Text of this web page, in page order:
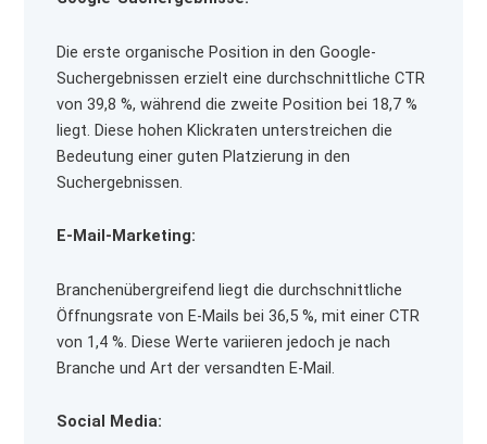
Die erste organische Position in den Google-
Suchergebnissen erzielt eine durchschnittliche CTR
von 39,8 %, während die zweite Position bei 18,7 %
liegt. Diese hohen Klickraten unterstreichen die
Bedeutung einer guten Platzierung in den
Suchergebnissen.
E-Mail-Marketing:
Branchenübergreifend liegt die durchschnittliche
Öffnungsrate von E-Mails bei 36,5 %, mit einer CTR
von 1,4 %. Diese Werte variieren jedoch je nach
Branche und Art der versandten E-Mail.
Social Media: